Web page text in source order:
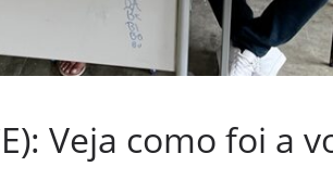
Veja como foi a